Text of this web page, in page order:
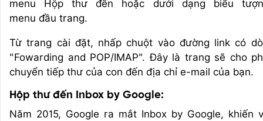
menu Hộp thư đến hoặc dưới dạng biểu
menu đầu trang.
Từ trang cài đặt, nhấp chuột vào đường link có
"Fowarding and POP/IMAP". Đây là trang sẽ cho
chuyển tiếp thư của con đến địa chỉ e-mail của bạn.
Hộp thư đến Inbox by Google:
Năm 2015, Google ra mắt Inbox by Google, khiến